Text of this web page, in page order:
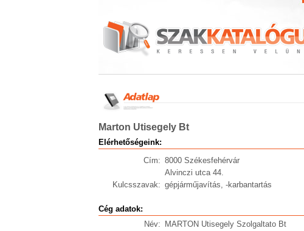
Marton Utisegely Bt
Elérhetőségeink:
Cím: 8000 Székesfehérvár
Alvinczi utca 44.
Kulcsszavak: gépjárműjavítás, -karbantartás
Cég adatok:
Név:
MARTON Utisegely Szolgaltato Bt